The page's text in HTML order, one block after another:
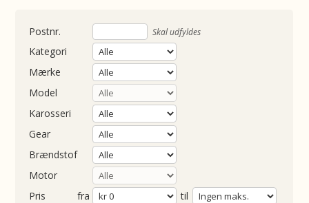
Skal udfyldes
Kategori
Mærke
Model
Karosseri
Gear
Brændstof
Motor
Pris
fra
til